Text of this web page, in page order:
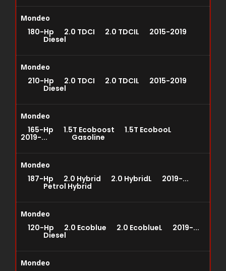
Mondeo
180-Hp 2.0 TDCI 2.0 TDCIL 2015-2019
Diesel
Mondeo
210-Hp 2.0 TDCI 2.0 TDCIL 2015-2019
Diesel
Mondeo
165-Hp 1.5T Ecoboost 1.5T EcobooL
2019-... Gasoline
Mondeo
187-Hp 2.0 Hybrid 2.0 HybridL 2019-...
Petrol Hybrid
Mondeo
120-Hp 2.0 Ecoblue 2.0 EcoblueL 2019-...
Diesel
Mondeo